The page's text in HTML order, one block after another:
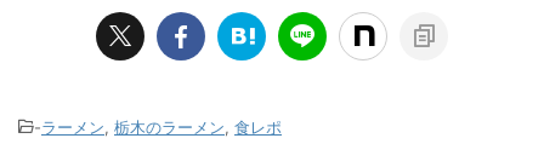
-ラーメン, 栃木のラーメン, 食レポ